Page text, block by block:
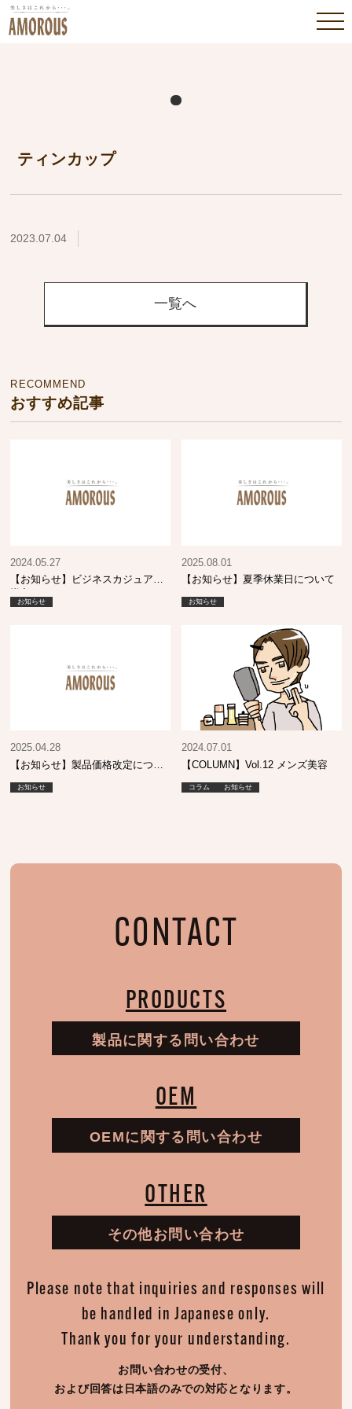
ティンカップ
2023.07.04
一覧へ
RECOMMEND
おすすめ記事
【お知らせ】ビジネスカジュアル
2024.05.27
お知らせ
【お知らせ】夏季休業日について
2025.08.01
お知らせ
【お知らせ】製品価格改定につい
2025.04.28
お知らせ
【COLUMN】Vol.12 メンズ美容
2024.07.01
コラム お知らせ
CONTACT
PRODUCTS
製品に関する問い合わせ
OEM
OEMに関する問い合わせ
OTHER
その他お問い合わせ
Please note that inquiries and responses will
be handled in Japanese only.
Thank you for your understanding.
お問い合わせの受付、
および回答は日本語のみでの対応となります。